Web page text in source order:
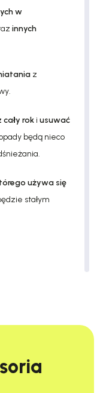
w
innych
z
roki usuwać
będą nieco
używa się
stałym